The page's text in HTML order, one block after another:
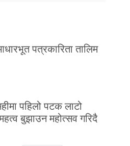
पत्रकारिता तालिम
पहिलो पटक लाटो
बुझाउन महोत्सव गरिदै